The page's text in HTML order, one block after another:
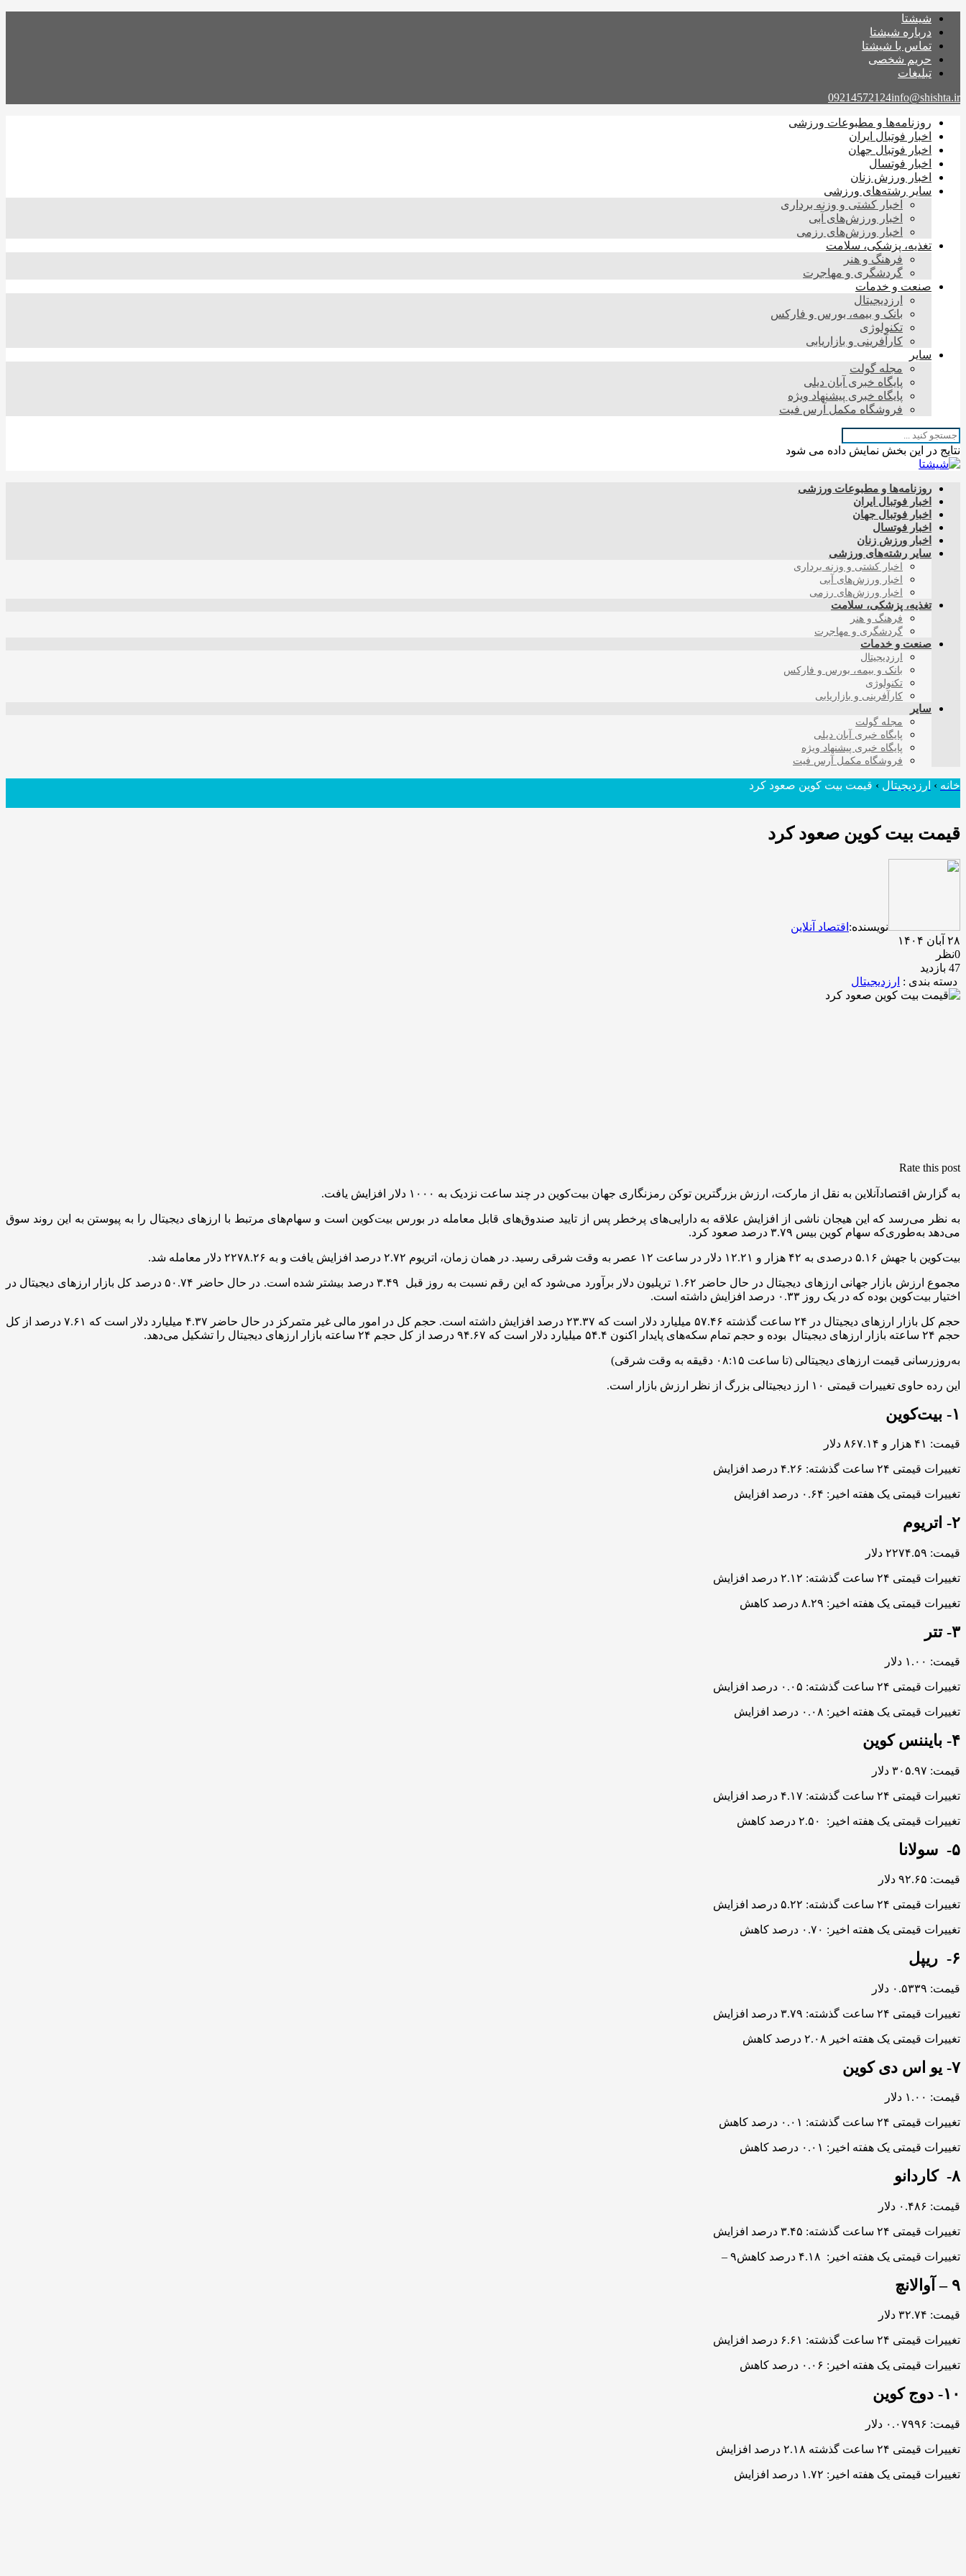
شیشتا
درباره شیشتا
تماس با شیشتا
حریم شخصی
تبلیغات
09214572124info@shishta.ir
روزنامه‌ها و مطبوعات ورزشی
اخبار فوتبال ایران
اخبار فوتبال جهان
اخبار فوتسال
اخبار ورزش زنان
سایر رشته‌های ورزشی
اخبار کشتی و وزنه برداری
اخبار ورزش‌های آبی
اخبار ورزش‌های رزمی
تغذیه، پزشکی، سلامت
فرهنگ و هنر
گردشگری و مهاجرت
صنعت و خدمات
ارزدیجیتال
بانک و بیمه، بورس و فارکس
تکنولوژی
کارآفرینی و بازاریابی
سایر
مجله گولت
پایگاه خبری آبان دیلی
پایگاه خبری پیشنهاد ویژه
فروشگاه مکمل آرس فیت
نتایج در این بخش نمایش داده می شود
روزنامه‌ها و مطبوعات ورزشی
اخبار فوتبال ایران
اخبار فوتبال جهان
اخبار فوتسال
اخبار ورزش زنان
سایر رشته‌های ورزشی
اخبار کشتی و وزنه برداری
اخبار ورزش‌های آبی
اخبار ورزش‌های رزمی
تغذیه، پزشکی، سلامت
فرهنگ و هنر
گردشگری و مهاجرت
صنعت و خدمات
ارزدیجیتال
بانک و بیمه، بورس و فارکس
تکنولوژی
کارآفرینی و بازاریابی
سایر
مجله گولت
پایگاه خبری آبان دیلی
پایگاه خبری پیشنهاد ویژه
فروشگاه مکمل آرس فیت
خانه › ارزدیجیتال › قیمت بیت کوین صعود کرد
قیمت بیت کوین صعود کرد
نویسنده: اقتصاد آنلاین
۲۸ آبان ۱۴۰۴
0نظر
47 بازدید
دسته بندی : ارزدیجیتال
Rate this post
به گزارش اقتصادآنلاین به نقل از مارکت، ارزش بزرگترین توکن رمزنگاری جهان بیت‌کوین در چند ساعت نزدیک به ۱۰۰۰ دلار افزایش یافت.
به نظر می‌رسد که این هیجان ناشی از افزایش علاقه به دارایی‌های پرخطر پس از تایید صندوق‌های قابل معامله در بورس بیت‌کوین است و سهام‌های مرتبط با ارزهای دیجیتال را به پیوستن به این روند سوق
می‌دهد به‌طوری‌که سهام کوین بیس ۳.۷۹ درصد صعود کرد.
بیت‌کوین با جهش ۵.۱۶ درصدی به ۴۲ هزار و ۱۲.۲۱ دلار در ساعت ۱۲ عصر به وقت شرقی رسید. در همان زمان، اتریوم ۲.۷۲ درصد افزایش یافت و به ۲۲۷۸.۲۶ دلار معامله شد.
مجموع ارزش بازار جهانی ارزهای دیجیتال در حال حاضر ۱.۶۲ تریلیون دلار برآورد می‌شود که این رقم نسبت به روز قبل ۳.۴۹ درصد بیشتر شده است. در حال حاضر ۵۰.۷۴ درصد کل بازار ارزهای دیجیتال در
اختیار بیت‌کوین بوده که در یک روز ۰.۳۳ درصد افزایش داشته است.
حجم کل بازار ارزهای دیجیتال در ۲۴ ساعت گذشته ۵۷.۴۶ میلیارد دلار است که ۲۳.۳۷ درصد افزایش داشته است. حجم کل در امور مالی غیر متمرکز در حال حاضر ۴.۳۷ میلیارد دلار است که ۷.۶۱ درصد از کل
حجم ۲۴ ساعته بازار ارزهای دیجیتال بوده و حجم تمام سکه‌های پایدار اکنون ۵۴.۴ میلیارد دلار است که ۹۴.۶۷ درصد از کل حجم ۲۴ ساعته بازار ارزهای دیجیتال را تشکیل می‌دهد.
به‌روزرسانی قیمت ارزهای دیجیتالی (تا ساعت ۰۸:۱۵ دقیقه به وقت شرقی)
این رده حاوی تغییرات قیمتی ۱۰ ارز دیجیتالی بزرگ از نظر ارزش بازار است.
۱- بیت‌کوین
قیمت: ۴۱ هزار و ۸۶۷.۱۴ دلار
تغییرات قیمتی ۲۴ ساعت گذشته: ۴.۲۶ درصد افزایش
تغییرات قیمتی یک هفته اخیر: ۰.۶۴ درصد افزایش
۲- اتریوم
قیمت: ۲۲۷۴.۵۹ دلار
تغییرات قیمتی ۲۴ ساعت گذشته: ۲.۱۲ درصد افزایش
تغییرات قیمتی یک هفته اخیر: ۸.۲۹ درصد کاهش
۳- تتر
قیمت: ۱.۰۰ دلار
تغییرات قیمتی ۲۴ ساعت گذشته: ۰.۰۵ درصد افزایش
تغییرات قیمتی یک هفته اخیر: ۰.۰۸ درصد افزایش
۴- بایننس کوین
قیمت: ۳۰۵.۹۷ دلار
تغییرات قیمتی ۲۴ ساعت گذشته: ۴.۱۷ درصد افزایش
تغییرات قیمتی یک هفته اخیر: ۲.۵۰ درصد کاهش
۵- سولانا
قیمت: ۹۲.۶۵ دلار
تغییرات قیمتی ۲۴ ساعت گذشته: ۵.۲۲ درصد افزایش
تغییرات قیمتی یک هفته اخیر: ۰.۷۰ درصد کاهش
۶- ریپل
قیمت: ۰.۵۳۳۹ دلار
تغییرات قیمتی ۲۴ ساعت گذشته: ۳.۷۹ درصد افزایش
تغییرات قیمتی یک هفته اخیر ۲.۰۸ درصد کاهش
۷- یو اس دی کوین
قیمت: ۱.۰۰ دلار
تغییرات قیمتی ۲۴ ساعت گذشته: ۰.۰۱ درصد کاهش
تغییرات قیمتی یک هفته اخیر: ۰.۰۱ درصد کاهش
۸- کاردانو
قیمت: ۰.۴۸۶ دلار
تغییرات قیمتی ۲۴ ساعت گذشته: ۳.۴۵ درصد افزایش
تغییرات قیمتی یک هفته اخیر: ۴.۱۸ درصد کاهش۹ –
۹ – آوالانچ
قیمت: ۳۲.۷۴ دلار
تغییرات قیمتی ۲۴ ساعت گذشته: ۶.۶۱ درصد افزایش
تغییرات قیمتی یک هفته اخیر: ۰.۰۶ درصد کاهش
۱۰- دوج کوین
قیمت: ۰.۰۷۹۹۶ دلار
تغییرات قیمتی ۲۴ ساعت گذشته ۲.۱۸ درصد افزایش
تغییرات قیمتی یک هفته اخیر: ۱.۷۲ درصد افزایش